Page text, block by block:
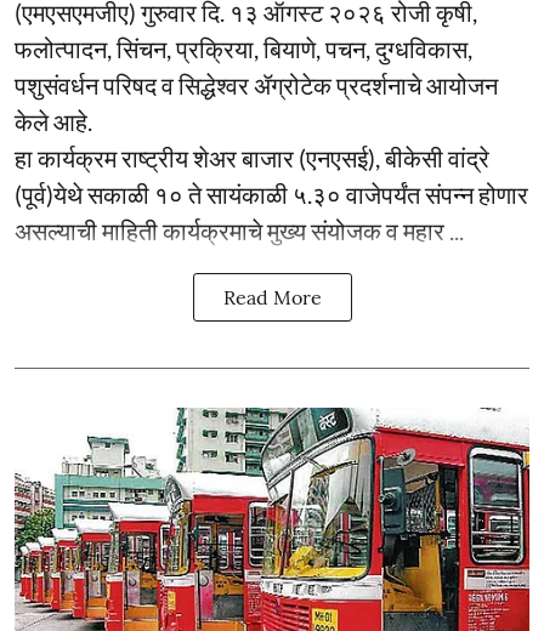
(एमएसएमजीए) गुरुवार दि. १३ ऑगस्ट २०२६ रोजी कृषी,
फलोत्पादन, सिंचन, प्रक्रिया, बियाणे, पचन, दुग्धविकास,
पशुसंवर्धन परिषद व सिद्धेश्वर ॲग्रोटेक प्रदर्शनाचे आयोजन
केले आहे.
हा कार्यक्रम राष्ट्रीय शेअर बाजार (एनएसई), बीकेसी वांद्रे
(पूर्व)येथे सकाळी १० ते सायंकाळी ५.३० वाजेपर्यंत संपन्न होणार
असल्याची माहिती कार्यक्रमाचे मुख्य संयोजक व महार ...
Read More